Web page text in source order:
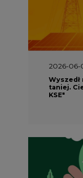
2026-
taniej.
KSE"